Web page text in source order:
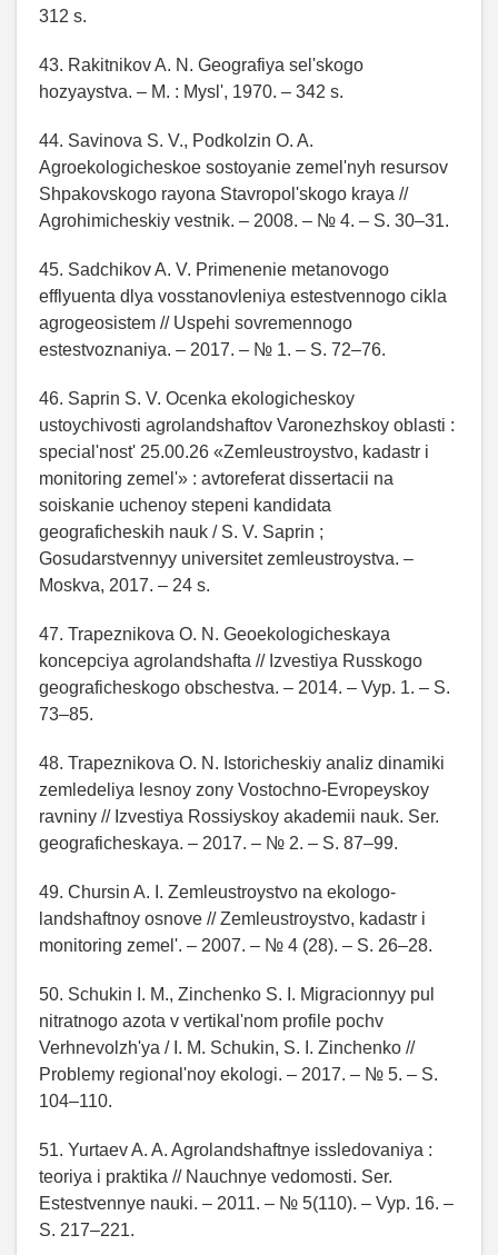
312 s.
43. Rakitnikov A. N. Geografiya sel'skogo
hozyaystva. – M. : Mysl', 1970. – 342 s.
44. Savinova S. V., Podkolzin O. A.
Agroekologicheskoe sostoyanie zemel'nyh resursov
Shpakovskogo rayona Stavropol'skogo kraya //
Agrohimicheskiy vestnik. – 2008. – № 4. – S. 30–31.
45. Sadchikov A. V. Primenenie metanovogo
efflyuenta dlya vosstanovleniya estestvennogo cikla
agrogeosistem // Uspehi sovremennogo
estestvoznaniya. – 2017. – № 1. – S. 72–76.
46. Saprin S. V. Ocenka ekologicheskoy
ustoychivosti agrolandshaftov Varonezhskoy oblasti :
special'nost' 25.00.26 «Zemleustroystvo, kadastr i
monitoring zemel'» : avtoreferat dissertacii na
soiskanie uchenoy stepeni kandidata
geograficheskih nauk / S. V. Saprin ;
Gosudarstvennyy universitet zemleustroystva. –
Moskva, 2017. – 24 s.
47. Trapeznikova O. N. Geoekologicheskaya
koncepciya agrolandshafta // Izvestiya Russkogo
geograficheskogo obschestva. – 2014. – Vyp. 1. – S.
73–85.
48. Trapeznikova O. N. Istoricheskiy analiz dinamiki
zemledeliya lesnoy zony Vostochno-Evropeyskoy
ravniny // Izvestiya Rossiyskoy akademii nauk. Ser.
geograficheskaya. – 2017. – № 2. – S. 87–99.
49. Chursin A. I. Zemleustroystvo na ekologo-
landshaftnoy osnove // Zemleustroystvo, kadastr i
monitoring zemel'. – 2007. – № 4 (28). – S. 26–28.
50. Schukin I. M., Zinchenko S. I. Migracionnyy pul
nitratnogo azota v vertikal'nom profile pochv
Verhnevolzh'ya / I. M. Schukin, S. I. Zinchenko //
Problemy regional'noy ekologi. – 2017. – № 5. – S.
104–110.
51. Yurtaev A. A. Agrolandshaftnye issledovaniya :
teoriya i praktika // Nauchnye vedomosti. Ser.
Estestvennye nauki. – 2011. – № 5(110). – Vyp. 16. –
S. 217–221.